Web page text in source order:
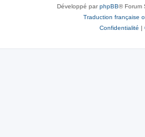
Développé parphpBB® Forum
Traduction française
Confidentialité |